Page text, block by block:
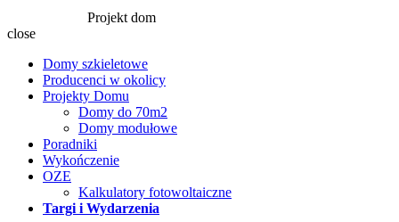
Projekt dom
close
Domy szkieletowe
Producenci w okolicy
Projekty Domu
Domy do 70m2
Domy modułowe
Poradniki
Wykończenie
OZE
Kalkulatory fotowoltaiczne
Targi i Wydarzenia